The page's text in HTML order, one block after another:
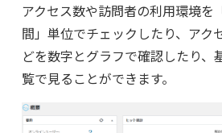
アクセス数や訪問者の利用環境を
間」単位でチェックしたり、アク
どを数字とグラフで確認したり、
覧で見ることができます。